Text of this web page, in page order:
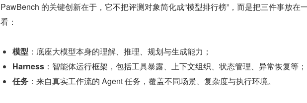
PawBench 的关键创新在于，它不把评测对象简化成“模型排行榜”，而是把三件事放在
看：
模型 ：底座大模型本身的理解、推理、规划与生成能力；
Harness ：智能体运行框架，包括工具暴露、上下文组织、状态管理、异常恢复等；
任务 ：来自真实工作流的 Agent 任务，覆盖不同场景、复杂度与执行环境。